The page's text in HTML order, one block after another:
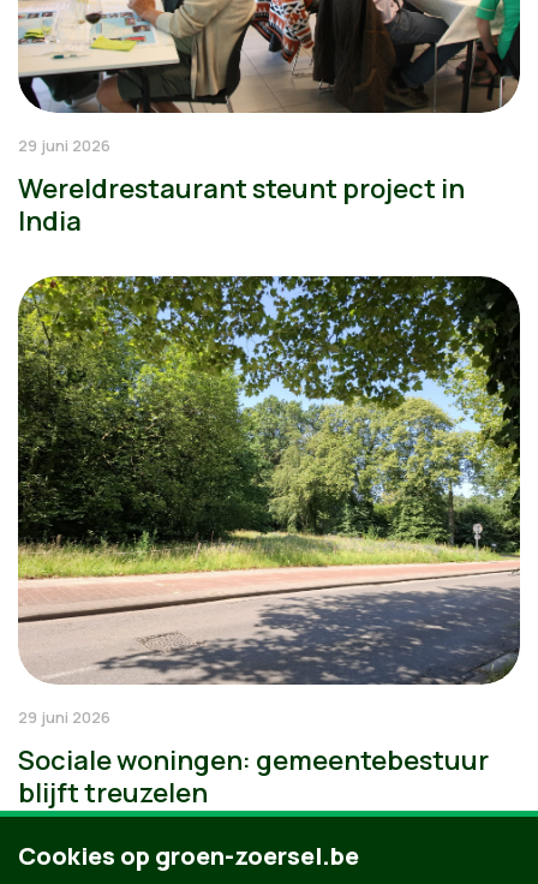
29 juni 2026
Wereldrestaurant steunt project in
India
29 juni 2026
Sociale woningen: gemeentebestuur
blijft treuzelen
Cookies op groen-zoersel.be